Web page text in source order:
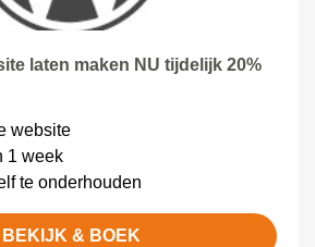
laten maken NU tijdelijk 20%
website
1 week
te onderhouden
BEKIJK & BOEK